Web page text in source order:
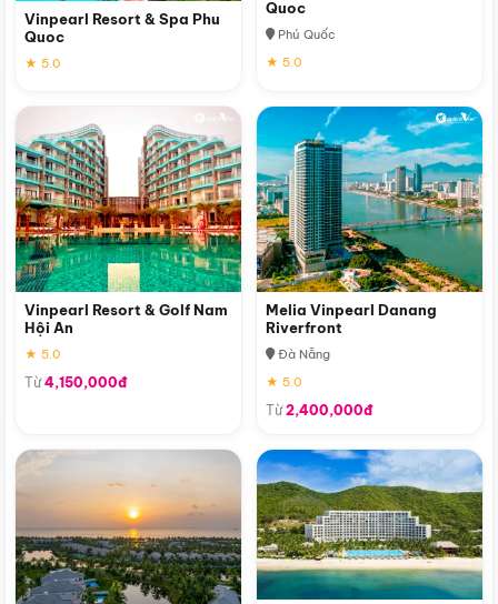
Vinpearl Resort & Spa Phu
Quoc
★ 5.0
Quoc
Phú Quốc
★ 5.0
Vinpearl Resort & Golf Nam
Hội An
★ 5.0
Từ4,150,000đ
Melia Vinpearl Danang
Riverfront
Đà Nẵng
★ 5.0
Từ2,400,000đ